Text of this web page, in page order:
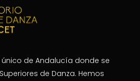
único de Andalucía donde se
de Danza. Hemos